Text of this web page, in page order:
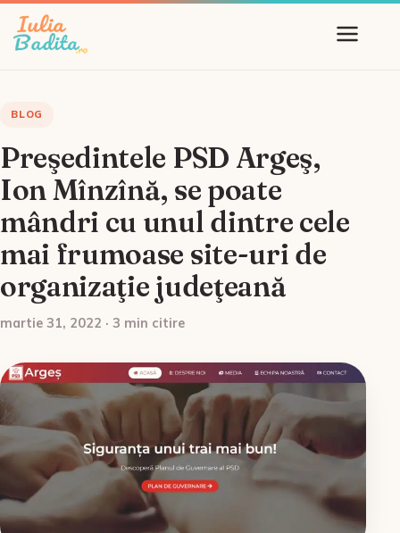
BLOG
Preşedintele PSD Argeş,
Ion Mînzînă, se poate
mândri cu unul dintre cele
mai frumoase site-uri de
organizaţie judeţeană
martie 31, 2022 · 3 min citire